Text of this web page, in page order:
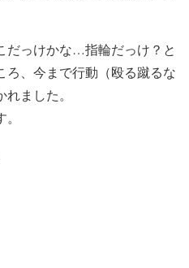
だっけかな…指輪だっけ？と
ろ、今まで行動（殴る蹴るな
ました。